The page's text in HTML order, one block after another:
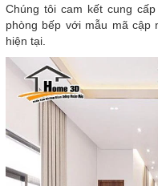
Chúng tôi cam kết cung
phòng bếp với mẫu mã
hiện tại.